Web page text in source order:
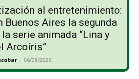
al entretenimiento:
Buenos Aires la segunda
serie animada “Lina y
Arcoíris”
- 06/08/2026